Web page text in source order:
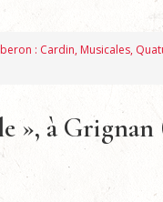
: Cardin, Musicales,
», à Grignan